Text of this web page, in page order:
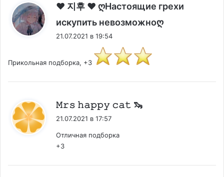
♥ 지후 ♥ ღНастоящие грехи
искупить невозможноღ
21.07.2021 в 19:54
Прикольная подборка, +3
𝙼𝚛𝚜 𝚑𝚊𝚙𝚙𝚢 𝚌𝚊𝚝 🦦
21.07.2021 в 17:57
Отличная подборка
+3